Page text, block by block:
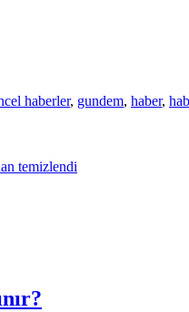
haberler, gundem, haber,
temizlendi